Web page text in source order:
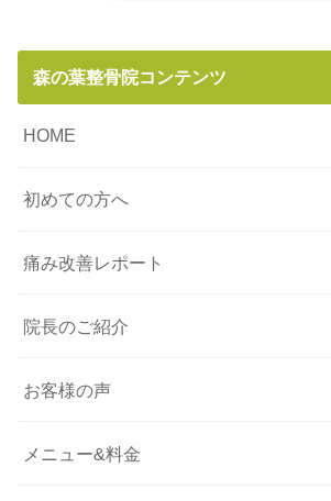
森の葉整骨院コンテンツ
HOME
初めての方へ
痛み改善レポート
院長のご紹介
お客様の声
メニュー&料金